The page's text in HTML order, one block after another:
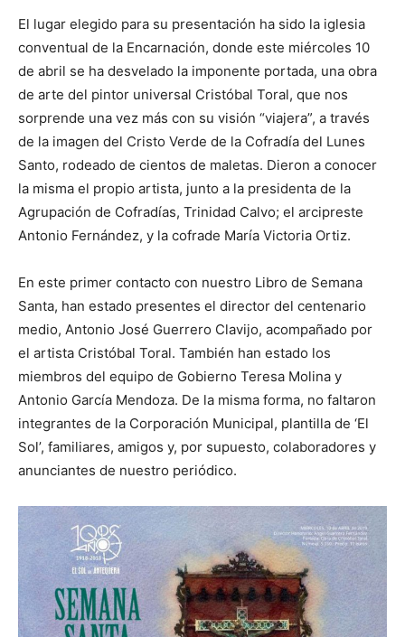
El lugar elegido para su presentación ha sido la iglesia
conventual de la Encarnación, donde este miércoles 10
de abril se ha desvelado la imponente portada, una obra
de arte del pintor universal Cristóbal Toral, que nos
sorprende una vez más con su visión “viajera”, a través
de la imagen del Cristo Verde de la Cofradía del Lunes
Santo, rodeado de cientos de maletas. Dieron a conocer
la misma el propio artista, junto a la presidenta de la
Agrupación de Cofradías, Trinidad Calvo; el arcipreste
Antonio Fernández, y la cofrade María Victoria Ortiz.
En este primer contacto con nuestro Libro de Semana
Santa, han estado presentes el director del centenario
medio, Antonio José Guerrero Clavijo, acompañado por
el artista Cristóbal Toral. También han estado los
miembros del equipo de Gobierno Teresa Molina y
Antonio García Mendoza. De la misma forma, no faltaron
integrantes de la Corporación Municipal, plantilla de ‘El
Sol’, familiares, amigos y, por supuesto, colaboradores y
anunciantes de nuestro periódico.